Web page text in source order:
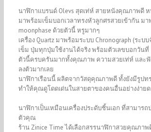
นาฬิกาแบรนด์ Olevs สุดเท่ห์ สายหนังคุณภาพดี
มาพร้อมเข็มบอกเวลาทรงหัวลูกศรสวยเข้ากัน ม
moonphase ด้วยตัวนี้ หรูมากๆ
เครื่อง Quartz มาพร้อมระบบ Chronograph (ระบ
เข็ม ปุ่มทุกปุ่มใช้งานได้จริง พร้อมตัวเลขบอกวันที่
ตัวนี้ครบครันมากทั้งคุณภาพ ความสวยเท่ห์ และฟั
ลงตัวมากเลย
นาฬิกาเรือนนี้ ผลิตจากวัสดุคุณภาพดี ทั้งยังมีรูปท
ทำให้คุณดูโดดเด่นในสายตาของคนอื่นอย่างง่าย
นาฬิกาเป็นเหมือนเครื่องประดับชิ้นเอก ที่สามาร
ตัวคุณ
ร้าน Zinice Time ได้เลือกสรรนาฬิกาสวยคุณภา